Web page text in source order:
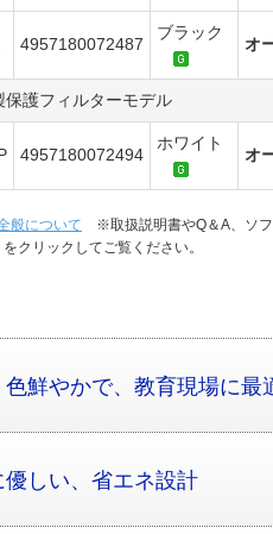
4957180072487
ブラック
オ
保護フィルターモデル
4957180072494
ホワイト
オ
般について ※取扱説明書やQ＆A、ソフ
をクリックしてご覧ください。
色鮮やかで、教育現場に最
優しい、省エネ設計